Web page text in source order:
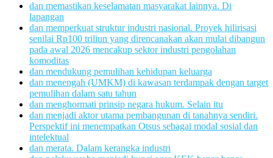
dan memastikan keselamatan masyarakat lainnya. Di
lapangan
dan memperkuat struktur industri nasional. Proyek hilirisasi
senilai Rp100 triliun yang direncanakan akan mulai dibangun
pada awal 2026 mencakup sektor industri pengolahan
komoditas
dan mendukung pemulihan kehidupan keluarga
dan menengah (UMKM) di kawasan terdampak dengan target
pemulihan dalam satu tahun
dan menghormati prinsip negara hukum. Selain itu
dan menjadi aktor utama pembangunan di tanahnya sendiri.
Perspektif ini menempatkan Otsus sebagai modal sosial dan
intelektual
dan merata. Dalam kerangka industri